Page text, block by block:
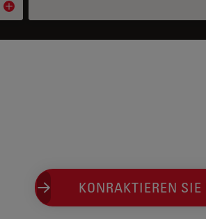
Product details
KONRAKTIEREN SIE